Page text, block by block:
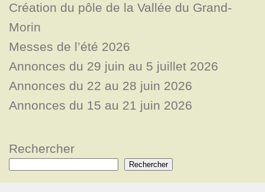
Création du pôle de la Vallée du Grand-
Morin
Messes de l’été 2026
Annonces du 29 juin au 5 juillet 2026
Annonces du 22 au 28 juin 2026
Annonces du 15 au 21 juin 2026
Rechercher
Rechercher